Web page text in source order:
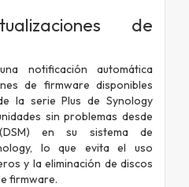
de
notificación automática
de firmware disponibles
la serie Plus de Synology
sin problemas desde
en su sistema de
lo que evita el uso
y la eliminación de discos
firmware.